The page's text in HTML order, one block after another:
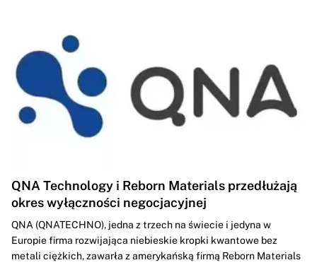
QNA Technology i Reborn Materials przedłużają
okres wyłączności negocjacyjnej
QNA (QNATECHNO), jedna z trzech na świecie i jedyna w
Europie firma rozwijająca niebieskie kropki kwantowe bez
metali ciężkich, zawarła z amerykańską firmą Reborn Materials